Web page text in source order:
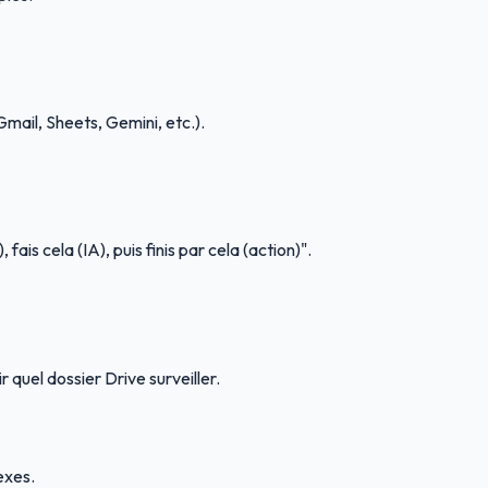
Sheets, Gemini, etc.).
fais cela (IA), puis finis par cela (action)".
quel dossier Drive surveiller.